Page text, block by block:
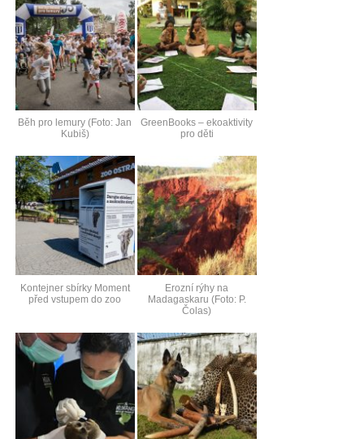
Běh pro lemury (Foto: Jan
Kubiš)
GreenBooks – ekoaktivity
pro děti
Kontejner sbírky Moment
před vstupem do zoo
Erozní rýhy na
Madagaskaru (Foto: P.
Čolas)